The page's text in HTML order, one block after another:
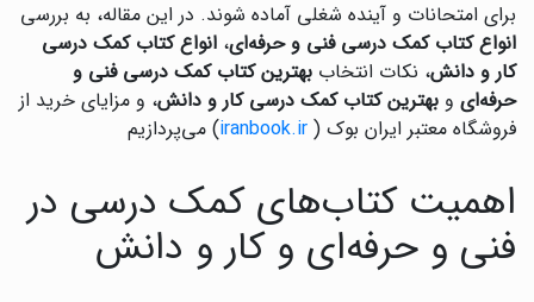
برای امتحانات و آینده شغلی آماده شوند. در این مقاله، به بررسی
انواع کتاب کمک درسی فنی و حرفه‌ای، انواع کتاب کمک درسی
کار و دانش، نکات انتخاب بهترین کتاب کمک درسی فنی و
حرفه‌ای و بهترین کتاب کمک درسی کار و دانش، و مزایای خرید از
فروشگاه معتبر ایران بوک ( iranbook.ir) می‌پردازیم
اهمیت کتاب‌های کمک درسی در
فنی و حرفه‌ای و کار و دانش